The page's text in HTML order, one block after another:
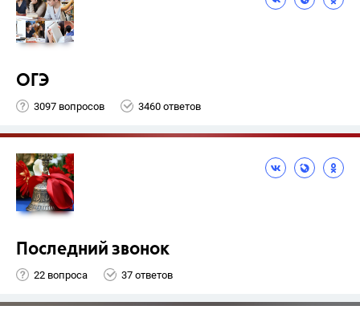
ОГЭ
3097 вопросов 3460 ответов
Последний звонок
22 вопроса 37 ответов